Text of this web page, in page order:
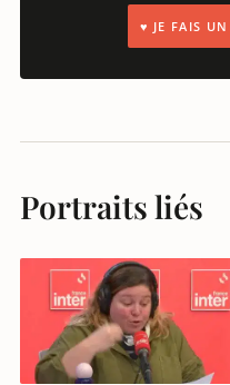
♥ JE FAIS
Portraits liés